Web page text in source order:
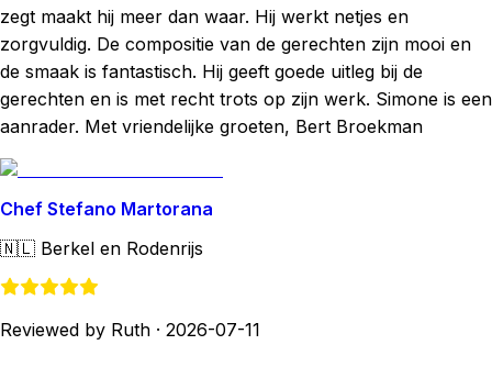
zegt maakt hij meer dan waar. Hij werkt netjes en
zorgvuldig. De compositie van de gerechten zijn mooi en
de smaak is fantastisch. Hij geeft goede uitleg bij de
gerechten en is met recht trots op zijn werk. Simone is een
aanrader. Met vriendelijke groeten, Bert Broekman
Chef Stefano Martorana
🇳🇱 Berkel en Rodenrijs
Reviewed by Ruth · 2026-07-11